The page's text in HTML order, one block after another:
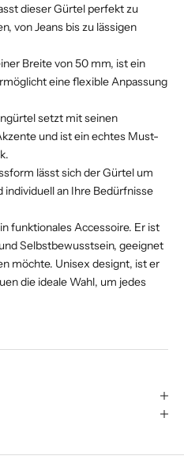
dieser Gürtel perfekt zu
von Jeans bis zu lässigen
Breite von 50 mm, ist ein
eine flexible Anpassung
setzt mit seinen
und ist ein echtes Must-
lässt sich der Gürtel um
an Ihre Bedürfnisse
funktionales Accessoire. Er ist
Selbstbewusstsein, geeignet
möchte. Unisex designt, ist er
die ideale Wahl, um jedes